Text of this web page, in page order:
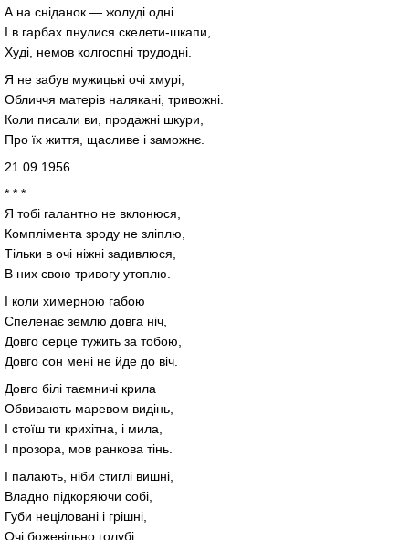
А на сніданок — жолуді одні.
І в гарбах пнулися скелети-шкапи,
Худі, немов колгоспні трудодні.
Я не забув мужицькі очі хмурі,
Обличчя матерів налякані, тривожні.
Коли писали ви, продажні шкури,
Про їх життя, щасливе і заможнє.
21.09.1956
* * *
Я тобі галантно не вклонюся,
Комплімента зроду не зліплю,
Тільки в очі ніжні задивлюся,
В них свою тривогу утоплю.
І коли химерною габою
Спеленає землю довга ніч,
Довго серце тужить за тобою,
Довго сон мені не йде до віч.
Довго білі таємничі крила
Обвивають маревом видінь,
І стоїш ти крихітна, і мила,
І прозора, мов ранкова тінь.
І палають, ніби стиглі вишні,
Владно підкоряючи собі,
Губи неціловані і грішні,
Очі божевільно голубі.